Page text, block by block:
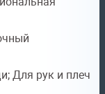
Для рук и плеч